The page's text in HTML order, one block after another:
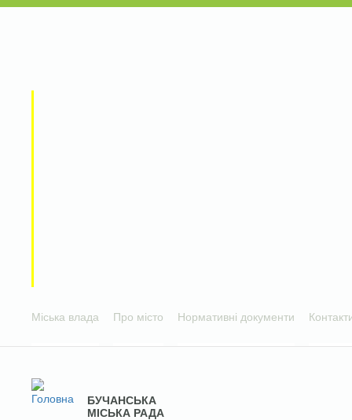
Міська влада Про місто Нормативні документи
БУЧАНСЬКА
МІСЬКА РАДА